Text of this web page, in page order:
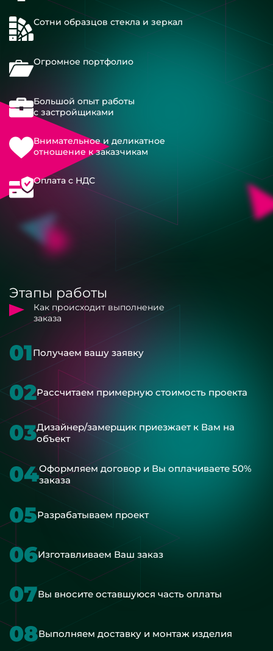
Сотни образцов стекла и зеркал
Огромное портфолио
Большой опыт работы
с застройщиками
Внимательное и деликатное
отношение к заказчикам
Оплата с НДС
Этапы работы
Как происходит выполнение
заказа
01Получаем вашу заявку
02Рассчитаем примерную стоимость проекта
03Дизайнер/замерщик приезжает к Вам на
объект
04Оформляем договор и Вы оплачиваете 50%
заказа
05Разрабатываем проект
06Изготавливаем Ваш заказ
07Вы вносите оставшуюся часть оплаты
08Выполняем доставку и монтаж изделия